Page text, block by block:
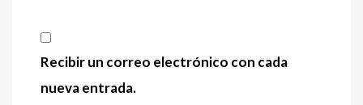
Recibir un correo electrónico con cada
nueva entrada.